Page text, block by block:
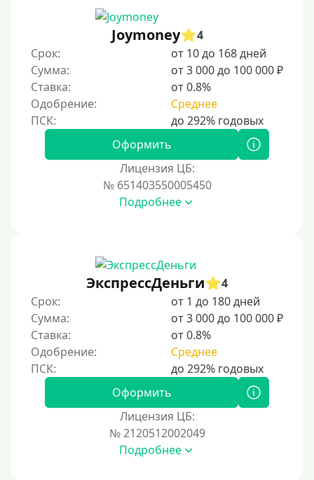
С ежемесячным платежом
Под низкий процент
Без процентов
Первый займ без процентов
Без процентов на 30 дней
С возможностью частичного погашения
Надежные
Без обмана
Без предоплат
Без электронной почты
С автоматическим одобрением
Без номера телефона
Без платных услуг и подписок
Joymoney
4
Срок:
от 10 до 168 дней
Сумма:
от 3 000 до 100 000 ₽
Ставка:
от 0.8%
Одобрение:
Среднее
Оформить
Лицензия ЦБ:
№ 651403550005450
Подробнее
ЭкспрессДеньги
4
Срок:
от 1 до 180 дней
Сумма:
от 3 000 до 100 000 ₽
Ставка:
от 0.8%
Одобрение:
Среднее
Оформить
Лицензия ЦБ:
№ 2120512002049
Подробнее